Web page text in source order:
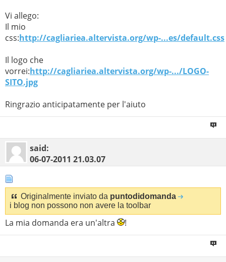
Vi allego:
Il mio
css:http://cagliariea.altervista.org/wp-...es/default.css
Il logo che
vorrei:http://cagliariea.altervista.org/wp-.../LOGO-
SITO.jpg
Ringrazio anticipatamente per l'aiuto
said:
06-07-2011 21.03.07
Originalmente inviato da puntodidomanda
i blog non possono non avere la toolbar
La mia domanda era un'altra !